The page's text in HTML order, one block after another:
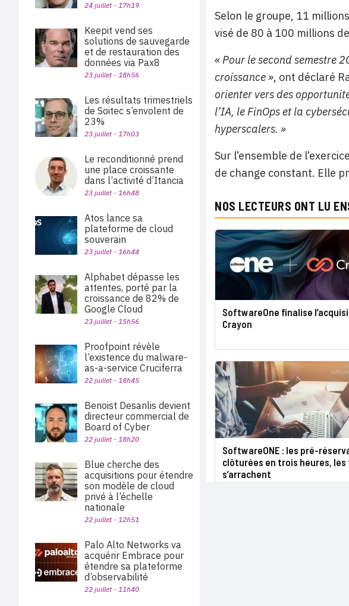
Selon le groupe, 11
visé de 80 à 100 millions
« Pour le second semestre
croissance », ont déclaré
orienter vers des
l’IA, le FinOps et la
hyperscalers. »
Sur l’ensemble de
de change constant. Elle
NOS LECTEURS ONT LU
SoftwareOne finalise
Crayon
SoftwareONE : les pré-
clôturées en trois heures,
s’arrachent
24 juillet - 17h19
Keepit vend ses
solutions de sauvegarde
et de restauration des
données via Pax8
23 juillet - 18h56
Les résultats trimestriels
de Soitec s’envolent de
23%
23 juillet - 17h03
Le reconditionné prend
une place croissante
dans l’activité d’Itancia
23 juillet - 16h48
Atos lance sa
plateforme de cloud
souverain
23 juillet - 16h44
Alphabet dépasse les
attentes, porté par la
croissance de 82% de
Google Cloud
23 juillet - 15h56
Proofpoint révèle
l’existence du malware-
as-a-service Cruciferra
22 juillet - 18h45
Benoist Desanlis devient
directeur commercial de
Board of Cyber
22 juillet - 18h20
Blue cherche des
acquisitions pour étendre
son modèle de cloud
privé à l’échelle
nationale
22 juillet - 12h51
Palo Alto Networks va
acquérir Embrace pour
étendre sa plateforme
d’observabilité
22 juillet - 11h40